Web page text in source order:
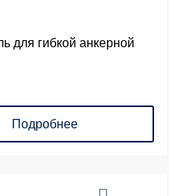
для гибкой анкерной
Подробнее